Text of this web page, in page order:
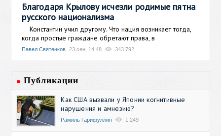
Благодаря Крылову исчезли родимые пятна
русского национализма
Константин учил другому. Что нация возникает тогда,
когда простые граждане обретают права, в
Павел Святенков 23 сен, 14:48 343 792
Публикации
Как США вызвали у Японии когнитивные
нарушения и амнезию?
Рамиль Гарифуллин 1 249